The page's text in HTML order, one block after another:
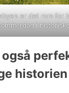
er det rom for
i
historien